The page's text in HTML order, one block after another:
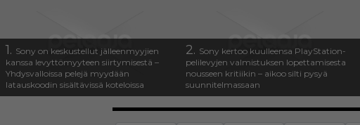
1. Sony on keskustellut jälleenmyyjien
kanssa levyttömyyteen siirtymisestä –
Yhdysvalloissa pelejä myydään
latauskoodin sisältävissä koteloissa
2. Sony kertoo kuulleensa PlayStation-
pelilevyjen valmistuksen lopettamisesta
nousseen kritiikin – aikoo silti pysyä
suunnitelmassaan